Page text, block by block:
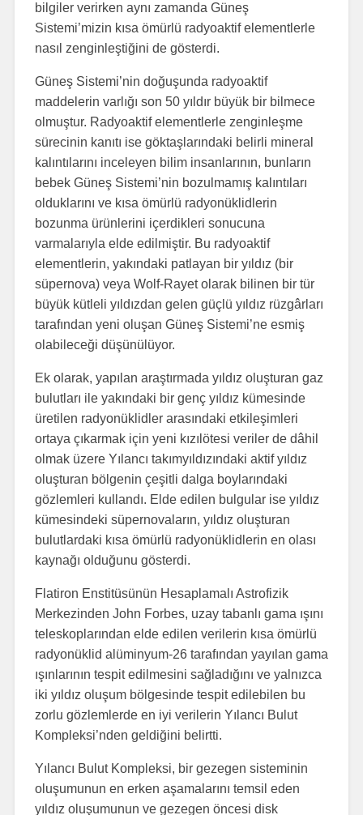
bilgiler verirken aynı zamanda Güneş
Sistemi’mizin kısa ömürlü radyoaktif elementlerle
nasıl zenginleştiğini de gösterdi.
Güneş Sistemi’nin doğuşunda radyoaktif
maddelerin varlığı son 50 yıldır büyük bir bilmece
olmuştur. Radyoaktif elementlerle zenginleşme
sürecinin kanıtı ise göktaşlarındaki belirli mineral
kalıntılarını inceleyen bilim insanlarının, bunların
bebek Güneş Sistemi’nin bozulmamış kalıntıları
olduklarını ve kısa ömürlü radyonüklidlerin
bozunma ürünlerini içerdikleri sonucuna
varmalarıyla elde edilmiştir. Bu radyoaktif
elementlerin, yakındaki patlayan bir yıldız (bir
süpernova) veya Wolf-Rayet olarak bilinen bir tür
büyük kütleli yıldızdan gelen güçlü yıldız rüzgârları
tarafından yeni oluşan Güneş Sistemi’ne esmiş
olabileceği düşünülüyor.
Ek olarak, yapılan araştırmada yıldız oluşturan gaz
bulutları ile yakındaki bir genç yıldız kümesinde
üretilen radyonüklidler arasındaki etkileşimleri
ortaya çıkarmak için yeni kızılötesi veriler de dâhil
olmak üzere Yılancı takımyıldızındaki aktif yıldız
oluşturan bölgenin çeşitli dalga boylarındaki
gözlemleri kullandı. Elde edilen bulgular ise yıldız
kümesindeki süpernovaların, yıldız oluşturan
bulutlardaki kısa ömürlü radyonüklidlerin en olası
kaynağı olduğunu gösterdi.
Flatiron Enstitüsünün Hesaplamalı Astrofizik
Merkezinden John Forbes, uzay tabanlı gama ışını
teleskoplarından elde edilen verilerin kısa ömürlü
radyonüklid alüminyum-26 tarafından yayılan gama
ışınlarının tespit edilmesini sağladığını ve yalnızca
iki yıldız oluşum bölgesinde tespit edilebilen bu
zorlu gözlemlerde en iyi verilerin Yılancı Bulut
Kompleksi’nden geldiğini belirtti.
Yılancı Bulut Kompleksi, bir gezegen sisteminin
oluşumunun en erken aşamalarını temsil eden
yıldız oluşumunun ve gezegen öncesi disk